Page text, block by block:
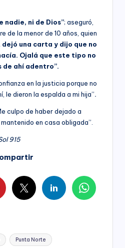
nadie, ni de Dios”; aseguró,
de la menor de 10 años, quien
dejó una carta y dijo que no
Ojalá que este tipo no
de ahí adentro”.
en la justicia porque no
le dieron la espalda a mi hija”.
culpo de haber dejado a
en casa obligada”.
915
Punta Norte